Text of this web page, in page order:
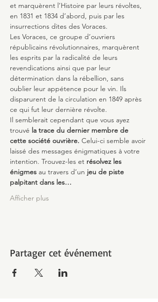
et marquèrent l’Histoire par leurs révoltes,
en 1831 et 1834 d’abord, puis par les
insurrections dites des Voraces.
Les Voraces, ce groupe d’ouvriers
républicains révolutionnaires, marquèrent
les esprits par la radicalité de leurs
revendications ainsi que par leur
détermination dans la rébellion, sans
oublier leur appétence pour le vin. Ils
disparurent de la circulation en 1849 après
ce qui fut leur dernière révolte.
Il semblerait cependant que vous ayez
trouvé la trace du dernier membre de
cette société ouvrière. Celui-ci semble avoir
laissé des messages énigmatiques à votre
intention. Trouvez-les et résolvez les
énigmes au travers d’un jeu de piste
palpitant dans les…
Afficher plus
Partager cet événement